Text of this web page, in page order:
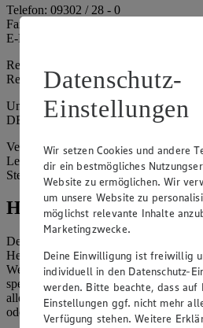
Telefon: 09302 / 28 - 0
Fax: 09302 / 28 - 214
E-Mail: info@edeka.de
Registergericht: Amtsgericht Würzburg
Registernummer: HRA 6164
Umsatzsteuer-Identifikationsnummer
DE261968694
Vertretungsberechtigte: Sebastian
Lehmann (Geschäftsführer), Christian
Stefan Legat (Vorstandsvorsitzender)
Hinweise
Der Inhalt dieser Website ist
Herausgeber gewährt Ihnen jedoch das
Website bereitgestellten Text ganz
speichern und zu vervielfältigen. Aus
allerdings die Speicherung und
oder Grafiken aus dieser Website nicht
Datenschutz-
Einstellungen
Wir setzen Cookies und andere
dir ein bestmögliches
Website zu ermöglichen. Wir
um unsere Website zu
möglichst relevante Inhalte
Marketingzwecke.
Deine Einwilligung ist freiwillig
individuell in den Datenschutz-
werden. Bitte beachte, dass auf
Einstellungen ggf. nicht mehr
Verfügung stehen. Weitere